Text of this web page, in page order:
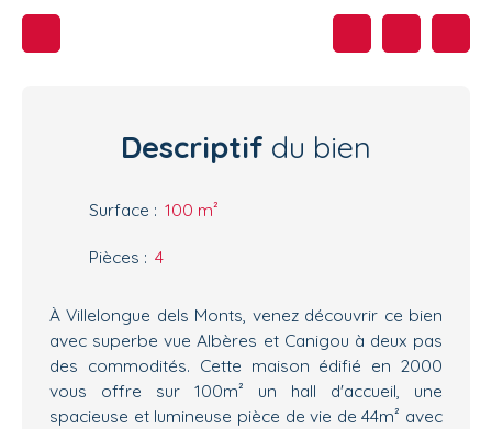
Descriptif du bien
Surface : 100 m²
Pièces : 4
À Villelongue dels Monts, venez découvrir ce bien
avec superbe vue Albères et Canigou à deux pas
des commodités. Cette maison édifié en 2000
vous offre sur 100m² un hall d'accueil, une
spacieuse et lumineuse pièce de vie de 44m² avec